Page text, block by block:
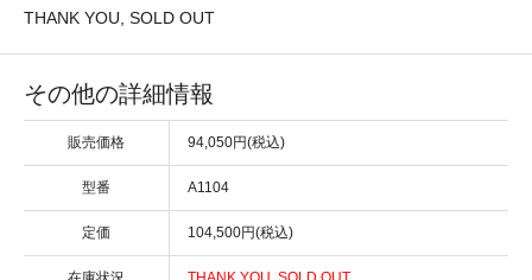
THANK YOU, SOLD OUT
その他の詳細情報
販売価格 94,050円(税込)
型番 A1104
定価 104,500円(税込)